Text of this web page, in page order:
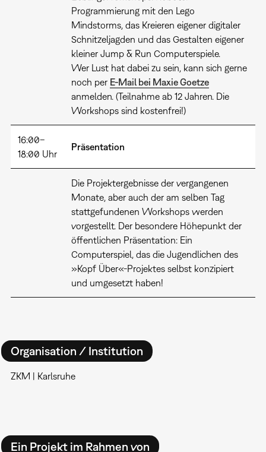
Programmierung mit den Lego
Mindstorms, das Kreieren eigener digitaler
Schnitzeljagden und das Gestalten eigener
kleiner Jump & Run Computerspiele.
Wer Lust hat dabei zu sein, kann sich gerne
noch per E-Mail bei Maxie Goetze
anmelden. (Teilnahme ab 12 Jahren. Die
Workshops sind kostenfrei!)
16:00–
18:00 Uhr
Präsentation
Die Projektergebnisse der vergangenen
Monate, aber auch der am selben Tag
stattgefundenen Workshops werden
vorgestellt. Der besondere Höhepunkt der
öffentlichen Präsentation: Ein
Computerspiel, das die Jugendlichen des
»Kopf Über«-Projektes selbst konzipiert
und umgesetzt haben!
Organisation / Institution
ZKM | Karlsruhe
Ein Projekt im Rahmen von